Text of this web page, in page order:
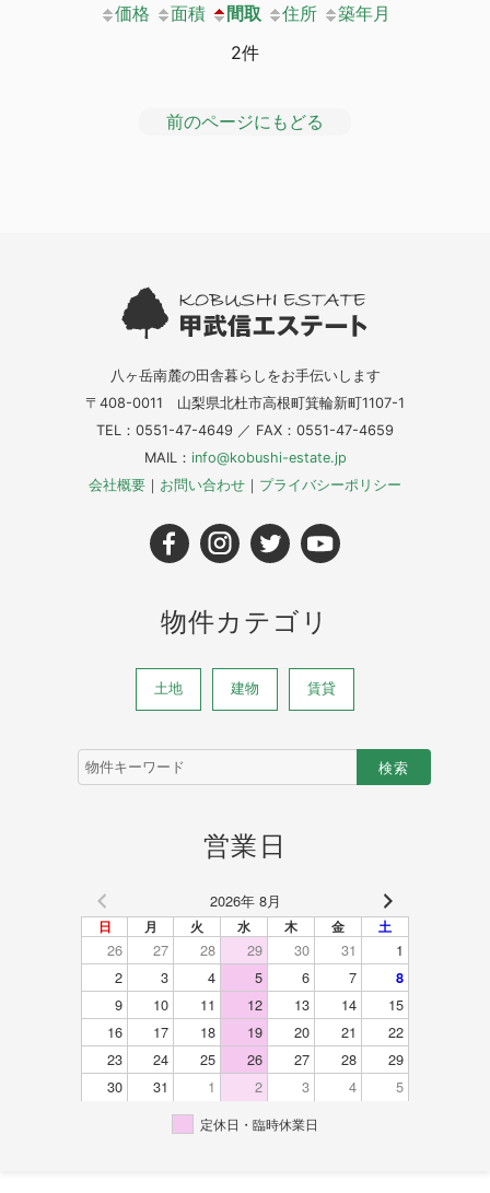
価格 面積 間取 住所
築年月
2件
前のページにもどる
八ヶ岳南麓の田舎暮らしをお手伝いします
〒408-0011 山梨県北杜市高根町箕輪新町1107-1
TEL：0551-47-4649 ／ FAX：0551-47-4659
MAIL： info@kobushi-estate.jp
会社概要 ｜ お問い合わせ ｜ プライバシーポリシー
物件カテゴリ
土地 建物 賃貸
物
件
営業日
2026年 8月
日 月 火 水 木 金 土
26 27 28 29 30 31
1
2
3 4 5 6 7 8
9 10 11 12 13 14
15
16
17 18 19 20 21
22
23
24 25 26 27 28
29
30
31 1 2 3 4 5
定休日・臨時休業日